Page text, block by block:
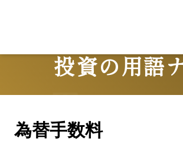
投資の用語
為替手数料